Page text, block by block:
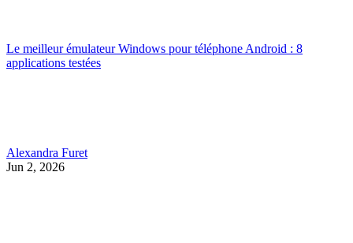
Le meilleur émulateur Windows pour téléphone Android : 8
applications testées
Alexandra Furet
Jun 2, 2026